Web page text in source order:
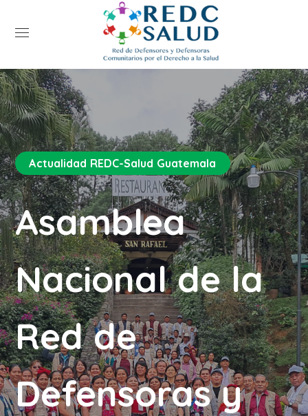
Actualidad REDC-Salud Guatemala
Asamblea
Nacional de la
Red de
Defensoras y